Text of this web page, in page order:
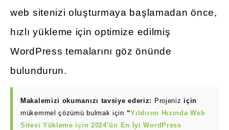
web sitenizi oluşturmaya başlamadan önce,
hızlı yükleme için optimize edilmiş
WordPress temalarını göz önünde
bulundurun.
Makalemizi okumanızı tavsiye ederiz: Projeniz için
mükemmel çözümü bulmak için “Yıldırım Hızında Web
Sitesi Yükleme için 2024’ün En İyi WordPress